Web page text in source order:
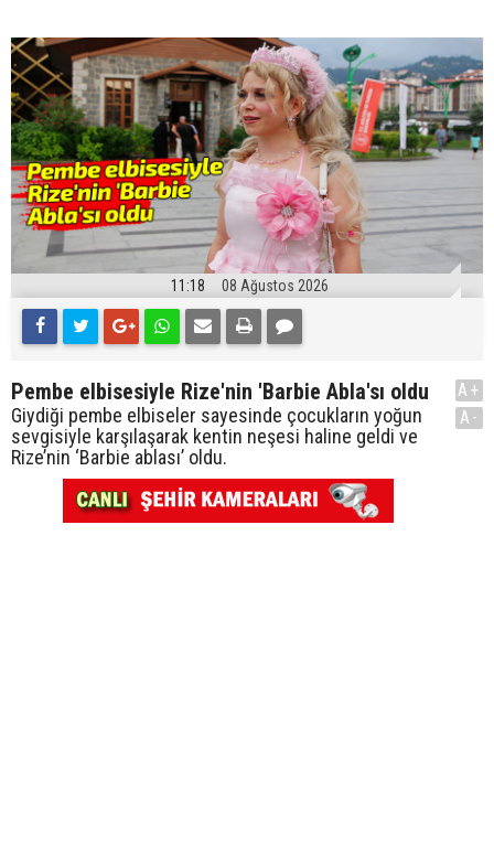
11:18 08 Ağustos 2026
Pembe elbisesiyle Rize'nin 'Barbie Abla'sı oldu
Giydiği pembe elbiseler sayesinde çocukların yoğun
sevgisiyle karşılaşarak kentin neşesi haline geldi ve
Rize’nin ‘Barbie ablası’ oldu.
A+
A-